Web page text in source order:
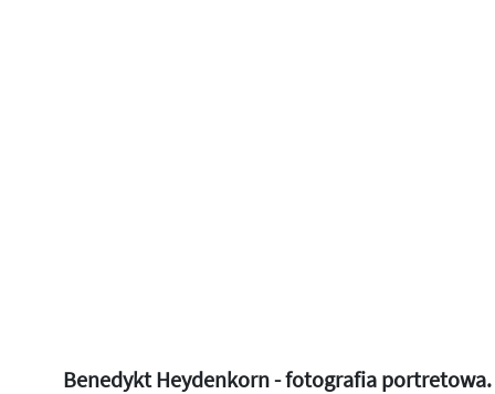
Benedykt Heydenkorn - fotografia portretowa.